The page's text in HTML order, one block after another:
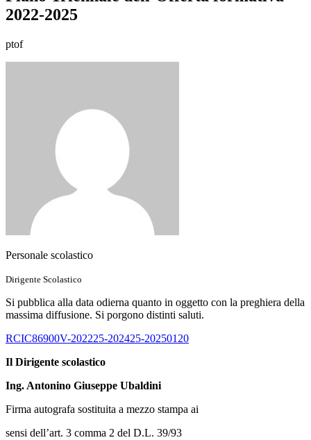
2022-2025
ptof
Personale scolastico
Dirigente Scolastico
Si pubblica alla data odierna quanto in oggetto con la preghiera della
massima diffusione. Si porgono distinti saluti.
RCIC86900V-202225-202425-20250120
Il Dirigente scolastico
Ing. Antonino Giuseppe Ubaldini
Firma autografa sostituita a mezzo stampa ai
sensi dell’art. 3 comma 2 del D.L. 39/93